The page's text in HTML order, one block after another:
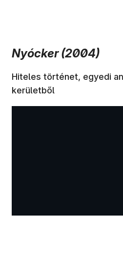
Nyócker (2004)
Hiteles történet, egyedi
kerületből